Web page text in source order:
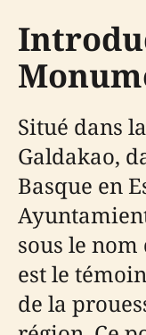
Situé dans
Galdakao,
Basque en
sous le
est le
de la